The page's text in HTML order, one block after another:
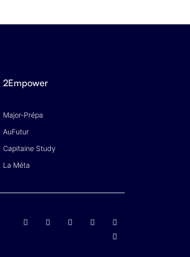
2Empower
Major-Prépa
AuFutur
Capitaine Study
La Méta